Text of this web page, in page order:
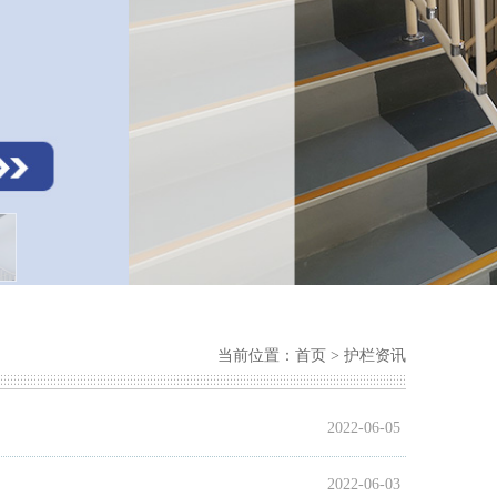
当前位置： 首页 > 护栏资讯
2022-06-05
2022-06-03